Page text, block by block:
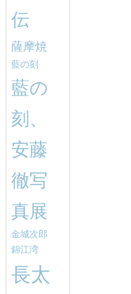
伝
薩摩焼
藍の刻
藍の
刻、
安藤
徹写
真展
金城次郎
錦江湾
長太